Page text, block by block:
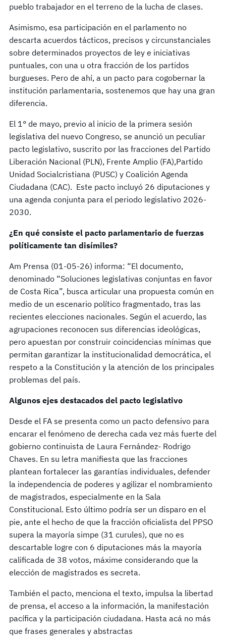
pueblo trabajador en el terreno de la lucha de clases.
Asimismo, esa participación en el parlamento no
descarta acuerdos tácticos, precisos y circunstanciales
sobre determinados proyectos de ley e iniciativas
puntuales, con una u otra fracción de los partidos
burgueses. Pero de ahí, a un pacto para cogobernar la
institución parlamentaria, sostenemos que hay una gran
diferencia.
El 1° de mayo, previo al inicio de la primera sesión
legislativa del nuevo Congreso, se anunció un peculiar
pacto legislativo, suscrito por las fracciones del Partido
Liberación Nacional (PLN), Frente Amplio (FA),Partido
Unidad Socialcristiana (PUSC) y Coalición Agenda
Ciudadana (CAC). Este pacto incluyó 26 diputaciones y
una agenda conjunta para el periodo legislativo 2026-
2030.
¿En qué consiste el pacto parlamentario de fuerzas
políticamente tan disímiles?
Am Prensa (01-05-26) informa: “El documento,
denominado “Soluciones legislativas conjuntas en favor
de Costa Rica”, busca articular una propuesta común en
medio de un escenario político fragmentado, tras las
recientes elecciones nacionales. Según el acuerdo, las
agrupaciones reconocen sus diferencias ideológicas,
pero apuestan por construir coincidencias mínimas que
permitan garantizar la institucionalidad democrática, el
respeto a la Constitución y la atención de los principales
problemas del país.
Algunos ejes destacados del pacto legislativo
Desde el FA se presenta como un pacto defensivo para
encarar el fenómeno de derecha cada vez más fuerte del
gobierno continuista de Laura Fernández- Rodrigo
Chaves. En su letra manifiesta que las fracciones
plantean fortalecer las garantías individuales, defender
la independencia de poderes y agilizar el nombramiento
de magistrados, especialmente en la Sala
Constitucional. Esto último podría ser un disparo en el
pie, ante el hecho de que la fracción oficialista del PPSO
supera la mayoría simpe (31 curules), que no es
descartable logre con 6 diputaciones más la mayoría
calificada de 38 votos, máxime considerando que la
elección de magistrados es secreta.
También el pacto, menciona el texto, impulsa la libertad
de prensa, el acceso a la información, la manifestación
pacífica y la participación ciudadana. Hasta acá no más
que frases generales y abstractas